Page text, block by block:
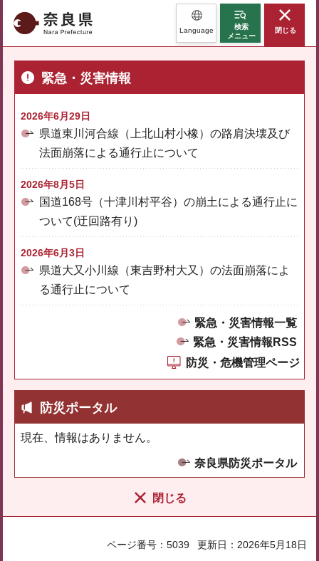
奈良県 Language
検索
メニュー
閉じる
緊急・災害情報
2026年6月29日
県道東川河合線（上北山村小橡）の路肩決壊及び
法面崩落による通行止について
2026年8月5日
国道168号（十津川村平谷）の崩土による通行止に
ついて(迂回路有り)
2026年6月3日
県道大又小川線（東吉野村大又）の法面崩落によ
る通行止について
緊急・災害情報一覧
緊急・災害情報RSS
防災・危機管理ページ
防災ポータル
現在、情報はありません。
奈良県防災ポータル
閉じる
ページ番号：5039 更新日：2026年5月18日